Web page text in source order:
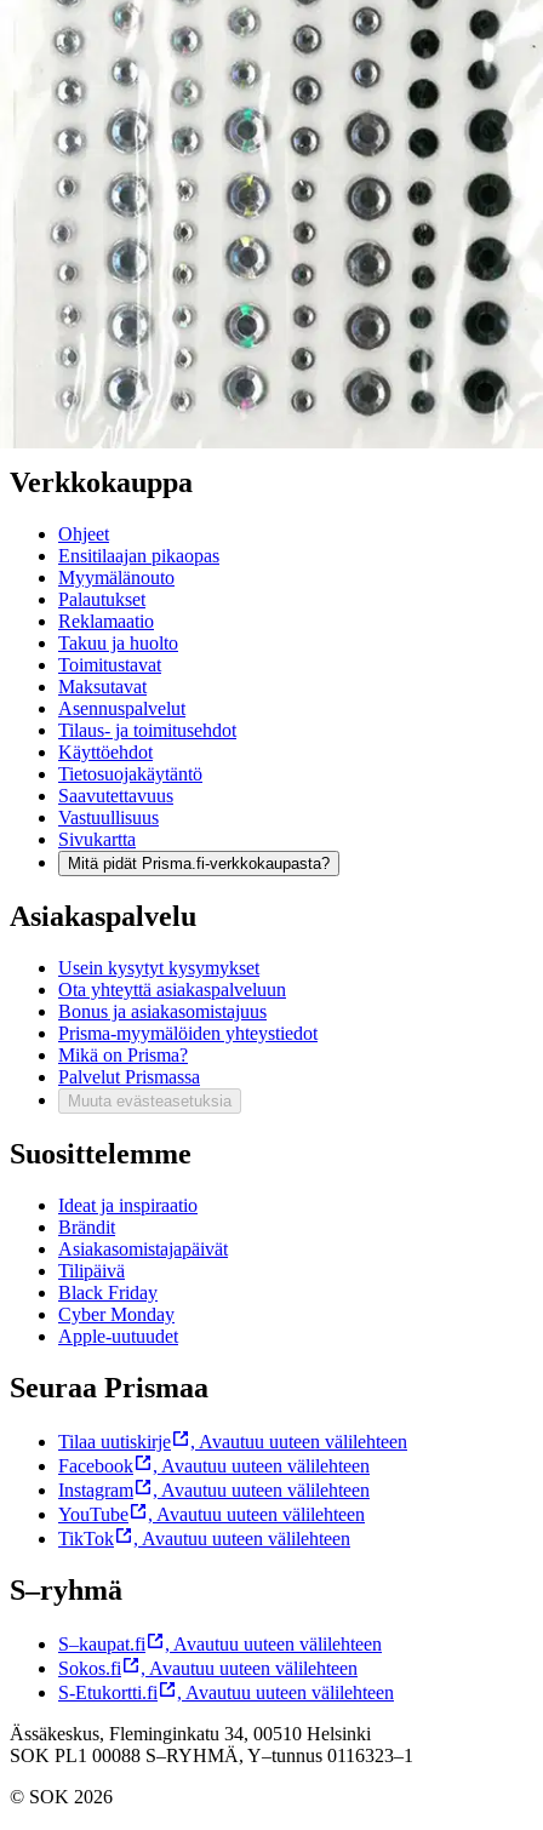
Ominaisuudet
Oletko tyytyväinen tuotetietoihin?
Ovatko tuotetiedot riittävät? Jos tuotetiedoissa on puutteita tai niitä
voisi muuten parantaa, anna palautetta.
Anna palautetta,Avautuu uuteen välilehteen
Ilmainen palautus 30 päivää.*
Nouto myymälästä ilman toimituskuluja.
Asiakasomistajalle Bonusta jopa 5 %.*
Verkkokauppa
Ohjeet
Ensitilaajan pikaopas
Myymälänouto
Palautukset
Reklamaatio
Takuu ja huolto
Toimitustavat
Maksutavat
Asennuspalvelut
Tilaus- ja toimitusehdot
Käyttöehdot
Tietosuojakäytäntö
Saavutettavuus
Vastuullisuus
Sivukartta
Mitä pidät Prisma.fi-verkkokaupasta?
Asiakaspalvelu
Usein kysytyt kysymykset
Ota yhteyttä asiakaspalveluun
Bonus ja asiakasomistajuus
Prisma-myymälöiden yhteystiedot
Mikä on Prisma?
Palvelut Prismassa
Muuta evästeasetuksia
Suosittelemme
Ideat ja inspiraatio
Brändit
Asiakasomistajapäivät
Tilipäivä
Black Friday
Cyber Monday
Apple-uutuudet
Seuraa Prismaa
Tilaa uutiskirje , Avautuu uuteen välilehteen
Facebook
, Avautuu uuteen välilehteen
Instagram
, Avautuu uuteen välilehteen
YouTube
, Avautuu uuteen välilehteen
TikTok
, Avautuu uuteen välilehteen
S–ryhmä
S–kaupat.fi , Avautuu uuteen välilehteen
Sokos.fi
, Avautuu uuteen välilehteen
S-Etukortti.fi
, Avautuu uuteen välilehteen
Ässäkeskus, Fleminginkatu 34, 00510 Helsinki
SOK PL1 00088 S–RYHMÄ, Y–tunnus 0116323–1
© SOK 2026